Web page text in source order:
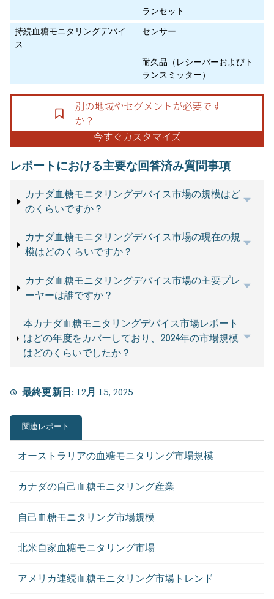
ランセット
持続血糖モニタリングデバイ
ス
センサー
耐久品（レシーバーおよびト
ランスミッター）
レポートにおける主要な回答済み質問事項
カナダ血糖モニタリングデバイス市場の規模はど
のくらいですか？
カナダ血糖モニタリングデバイス市場の現在の規
模はどのくらいですか？
カナダ血糖モニタリングデバイス市場の主要プレ
ーヤーは誰ですか？
本カナダ血糖モニタリングデバイス市場レポート
はどの年度をカバーしており、2024年の市場規模
はどのくらいでしたか？
最終更新日: 12月 15, 2025
関連レポート
オーストラリアの血糖モニタリング市場規模
カナダの自己血糖モニタリング産業
自己血糖モニタリング市場規模
北米自家血糖モニタリング市場
アメリカ連続血糖モニタリング市場トレンド